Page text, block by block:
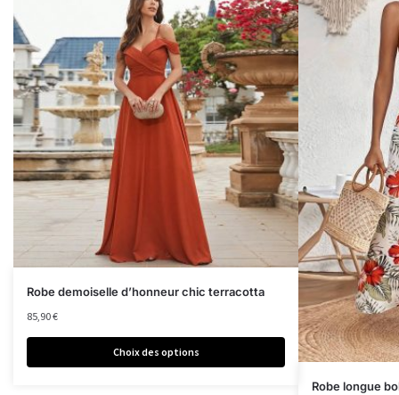
Robe demoiselle d’honneur chic terracotta
85,90€
Choix des options
Robe longue